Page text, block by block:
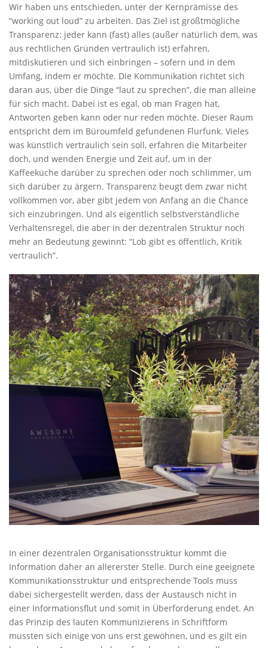
Wir haben uns entschieden, unter der Kernprämisse des
“working out loud” zu arbeiten. Das Ziel ist größtmögliche
Transparenz: jeder kann (fast) alles (außer natürlich dem, was
aus rechtlichen Gründen vertraulich ist) erfahren,
mitdiskutieren und sich einbringen – sofern und in dem
Umfang, indem er möchte. Die Kommunikation richtet sich
daran aus, über die Dinge “laut zu sprechen”, die man alleine
für sich macht. Dabei ist es egal, ob man Fragen hat,
Antworten geben kann oder nur reden möchte. Dieser Raum
entspricht dem im Büroumfeld gefundenen Flurfunk. Vieles
was künstlich vertraulich sein soll, erfahren die Mitarbeiter
doch, und wenden Energie und Zeit auf, um in der
Kaffeeküche darüber zu sprechen oder noch schlimmer, um
sich darüber zu ärgern. Transparenz beugt dem zwar nicht
vollkommen vor, aber gibt jedem von Anfang an die Chance
sich einzubringen. Und als eigentlich selbstverständliche
Verhaltensregel, die aber in der dezentralen Struktur noch
mehr an Bedeutung gewinnt: “Lob gibt es öffentlich, Kritik
vertraulich”.
In einer dezentralen Organisationsstruktur kommt die
Information daher an allererster Stelle. Durch eine geeignete
Kommunikationsstruktur und entsprechende Tools muss
dabei sichergestellt werden, dass der Austausch nicht in
einer Informationsflut und somit in Überforderung endet. An
das Prinzip des lauten Kommunizierens in Schriftform
mussten sich einige von uns erst gewöhnen, und es gilt ein